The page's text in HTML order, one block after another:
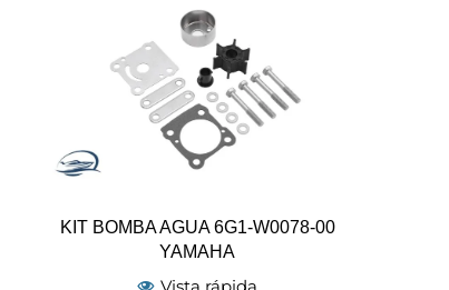
KIT BOMBA AGUA 6G1-W0078-00
YAMAHA
Vista rápida